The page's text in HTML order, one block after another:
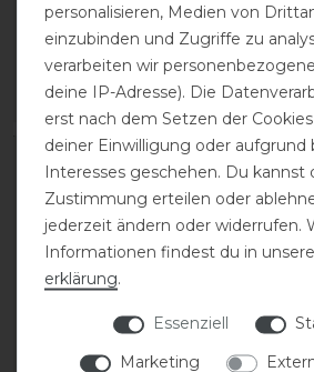
43,80 € *
Liter | 21,90 € / Liter
ARTIKEL MERKEN
9,90 €
0.075
personalisieren, Medien von
einzubinden und Zugriffe zu
verarbeiten wir
deine IP-Adresse). Die
erst nach dem Setzen der
deiner Einwilligung oder
Interesses geschehen. Du kannst
Zustimmung erteilen oder
jederzeit ändern oder widerrufen.
Informationen findest du in
erklärung.
Essenziell
Marketing